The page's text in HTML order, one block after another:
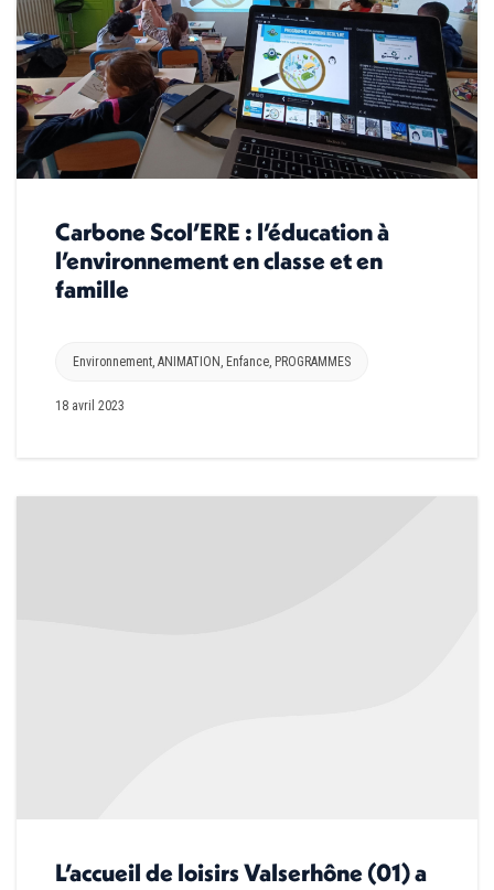
Carbone Scol’ERE : l’éducation à
l’environnement en classe et en
famille
Environnement, ANIMATION , Enfance, PROGRAMMES
18 avril 2023
L’accueil de loisirs Valserhône (01) a